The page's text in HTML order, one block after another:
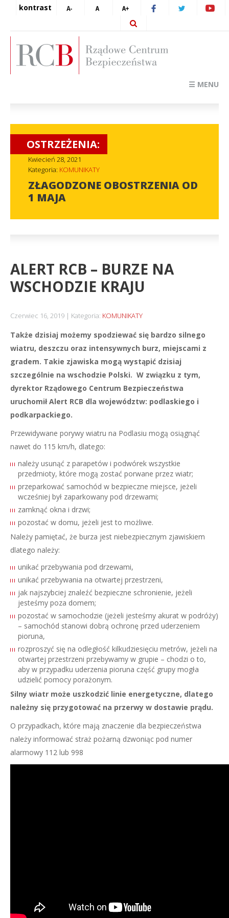
kontrast
☰ MENU
OSTRZEŻENIA:
Kwiecień 28, 2021
Kategoria: KOMUNIKATY
ZŁAGODZONE OBOSTRZENIA OD
1 MAJA
ALERT RCB – BURZE NA
WSCHODZIE KRAJU
Czerwiec 16, 2019 Kategoria: KOMUNIKATY
Także dzisiaj możemy spodziewać się bardzo silnego
wiatru, deszczu oraz intensywnych burz, miejscami z
gradem. Takie zjawiska mogą wystąpić dzisiaj
szczególnie na wschodzie Polski. W związku z tym,
dyrektor Rządowego Centrum Bezpieczeństwa
uruchomił Alert RCB dla województw: podlaskiego i
podkarpackiego.
Przewidywane porywy wiatru na Podlasiu mogą osiągnąć
nawet do 115 km/h, dlatego:
należy usunąć z parapetów i podwórek wszystkie
przedmioty, które mogą zostać porwane przez wiatr;
przeparkować samochód w bezpieczne miejsce, jeżeli
wcześniej był zaparkowany pod drzewami;
zamknąć okna i drzwi;
pozostać w domu, jeżeli jest to możliwe.
Należy pamiętać, że burza jest niebezpiecznym zjawiskiem
dlatego należy:
unikać przebywania pod drzewami,
unikać przebywania na otwartej przestrzeni,
jak najszybciej znaleźć bezpieczne schronienie, jeżeli
jesteśmy poza domem;
pozostać w samochodzie (jeżeli jesteśmy akurat w podróży)
– samochód stanowi dobrą ochronę przed uderzeniem
pioruna,
rozproszyć się na odległość kilkudziesięciu metrów, jeżeli na
otwartej przestrzeni przebywamy w grupie – chodzi o to,
aby w przypadku uderzenia pioruna część grupy mogła
udzielić pomocy porażonym.
Silny wiatr może uszkodzić linie energetyczne, dlatego
należny się przygotować na przerwy w dostawie prądu.
O przypadkach, które mają znaczenie dla bezpieczeństwa
należy informować straż pożarną dzwoniąc pod numer
alarmowy 112 lub 998